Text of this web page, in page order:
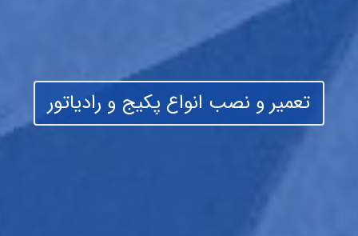
تعمیر و نصب انواع پکیج و رادیاتور